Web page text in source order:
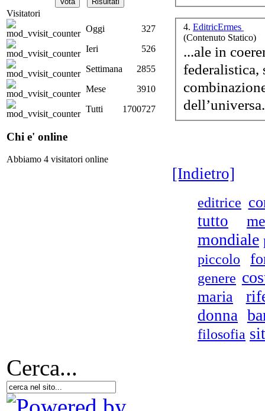
Le
Visitatori
Oggi
327
Ieri
526
Settimana
2855
Mese
3910
Tutti
1700727
Chi e' online
Abbiamo 4 visitatori online
4. EditricErmes
(Contenuto Statico)
...ale in
federalistica,
[Indietro]
editrice
tutto
mondiale
piccolo
genere
maria
donna
filosofia
Cerca...